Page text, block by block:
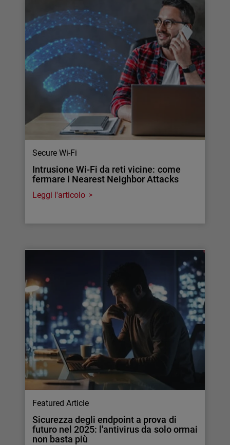
Secure Wi-Fi
Intrusione Wi-Fi da reti vicine: come
fermare i Nearest Neighbor Attacks
Leggi l'articolo
Featured Article
Sicurezza degli endpoint a prova di
futuro nel 2025: l'antivirus da solo ormai
non basta più